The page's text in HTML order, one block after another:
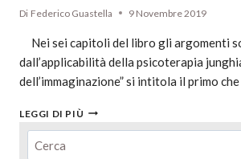
Di Federico Guastella 9 Novembre 2019
Nei sei capitoli del libro gli argomenti
dall’applicabilità della psicoterapia
dell’immaginazione” si intitola il primo
LEGGI DI PIÙ